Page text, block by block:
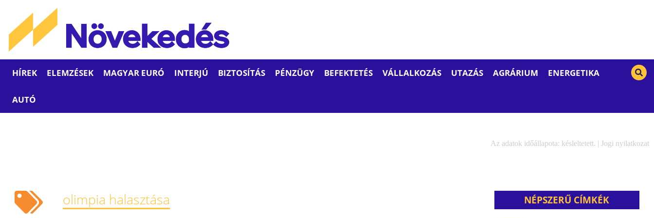
HÍREK ELEMZÉSEK MAGYAR EURÓ INTERJÚ BIZTOSÍTÁS PÉNZÜGY BEFEKTETÉS VÁLLALKOZÁS UTAZÁS AGRÁRIUM ENERGETIKA
AUTÓ
Az adatok időállapota: késleltetett. | Jogi nyilatkozat
olimpia halasztása NÉPSZERŰ CÍMKÉK